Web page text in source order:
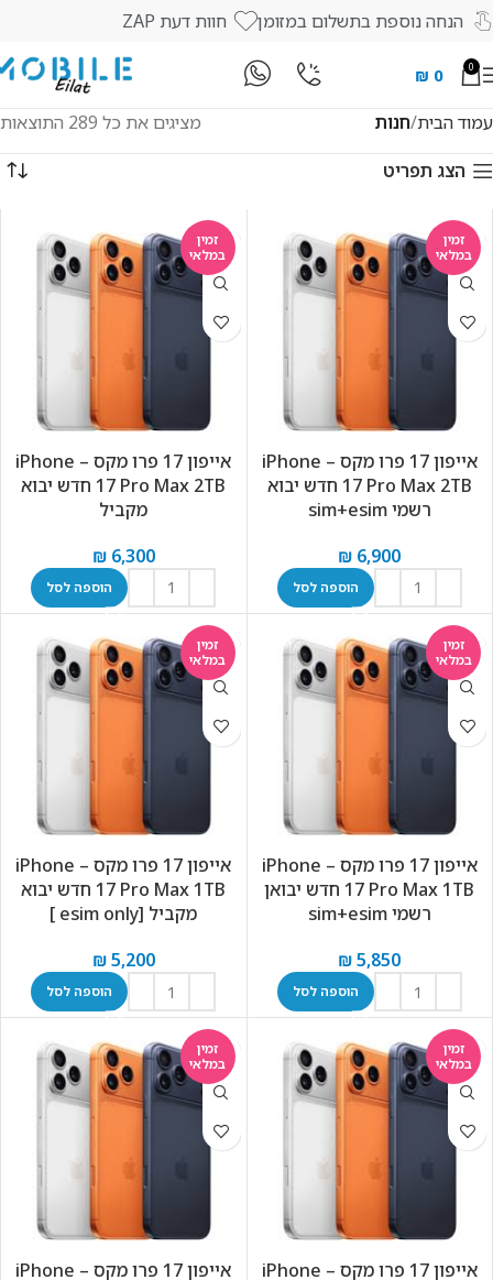
הנחה נוספת בתשלום במזומן חוות דעת ZAP
0
₪ 0
עמוד הבית חנות
מציגים את כל ⁦289⁩ התוצאות
הצג תפריט
זמין
במלאי
אייפון 17 פרו מקס – iPhone
17 Pro Max 2TB חדש יבוא
רשמי sim+esim
₪ 6,900
הוספה לסל
זמין
במלאי
אייפון 17 פרו מקס – iPhone
17 Pro Max 2TB חדש יבוא
מקביל
₪6,300
הוספה לסל
זמין
במלאי
אייפון 17 פרו מקס – iPhone
17 Pro Max 1TB חדש יבואן
רשמי sim+esim
₪5,850
הוספה לסל
זמין
במלאי
אייפון 17 פרו מקס – iPhone
17 Pro Max 1TB חדש יבוא
מקביל [esim only ]
₪5,200
הוספה לסל
זמין
במלאי
אייפון 17 פרו מקס – iPhone
זמין
במלאי
אייפון 17 פרו מקס – iPhone